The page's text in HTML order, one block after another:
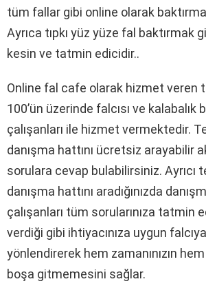
tüm fallar gibi online olarak
Ayrıca tıpkı yüz yüze fal baktırmak
kesin ve tatmin edicidir..
Online fal cafe olarak hizmet veren
100’ün üzerinde falcısı ve kalabalık
çalışanları ile hizmet vermektedir.
danışma hattını ücretsiz arayabilir
sorulara cevap bulabilirsiniz. Ayrıcı
danışma hattını aradığınızda
çalışanları tüm sorularınıza tatmin
verdiği gibi ihtiyacınıza uygun
yönlendirerek hem zamanınızın hem
boşa gitmemesini sağlar.